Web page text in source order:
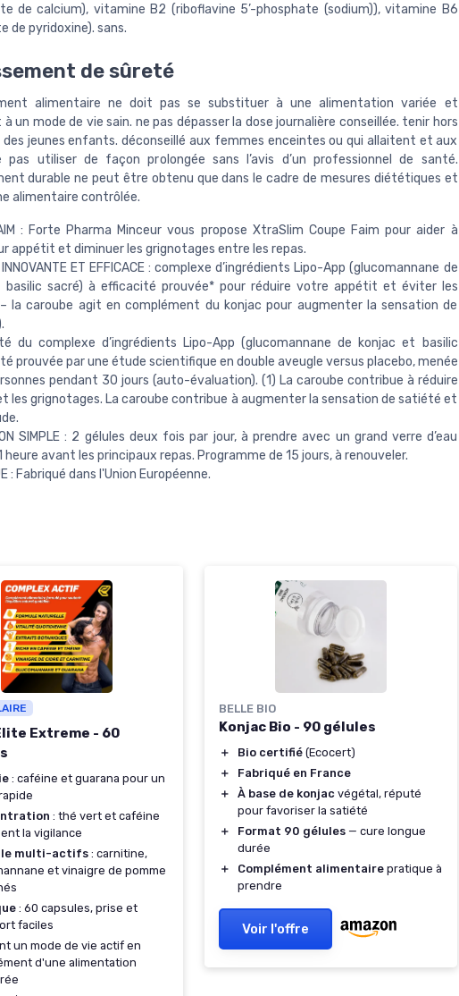
de calcium), vitamine B2 (riboflavine 5’-phosphate (sodium)), vitamine B6
de pyridoxine). sans.
de sûreté
alimentaire ne doit pas se substituer à une alimentation variée et
un mode de vie sain. ne pas dépasser la dose journalière conseillée. tenir hors
des jeunes enfants. déconseillé aux femmes enceintes ou qui allaitent et aux
pas utiliser de façon prolongée sans l’avis d’un professionnel de santé.
durable ne peut être obtenu que dans le cadre de mesures diététiques et
alimentaire contrôlée.
: Forte Pharma Minceur vous propose XtraSlim Coupe Faim pour aider à
appétit et diminuer les grignotages entre les repas.
INNOVANTE ET EFFICACE : complexe d’ingrédients Lipo-App (glucomannane de
basilic sacré) à efficacité prouvée* pour réduire votre appétit et éviter les
la caroube agit en complément du konjac pour augmenter la sensation de
du complexe d’ingrédients Lipo-App (glucomannane de konjac et basilic
prouvée par une étude scientifique en double aveugle versus placebo, menée
pendant 30 jours (auto-évaluation). (1) La caroube contribue à réduire
les grignotages. La caroube contribue à augmenter la sensation de satiété et
SIMPLE : 2 gélules deux fois par jour, à prendre avec un grand verre d’eau
heure avant les principaux repas. Programme de 15 jours, à renouveler.
: Fabriqué dans l'Union Européenne.
Extreme - 60
: caféine et guarana pour un
: thé vert et caféine
la vigilance
multi-actifs : carnitine,
et vinaigre de pomme
: 60 capsules, prise et
faciles
un mode de vie actif en
d'une alimentation
BELLE BIO
Konjac Bio - 90 gélules
＋ Bio certifié (Ecocert)
＋
Fabriqué en France
＋
À base de konjac végétal, réputé
pour favoriser la satiété
＋
Format 90 gélules — cure longue
durée
＋
Complément alimentaire pratique à
prendre
Voir l'offre